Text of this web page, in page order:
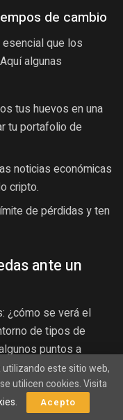
de cambio
que los
algunas
tus huevos en una
tu portafolio de
noticias económicas
cripto.
de pérdidas y ten
ante un
¿cómo se verá el
de tipos de
puntos a
cripto ha
a las
este sitio web,
utilicen cookies. Visita
. Acepto